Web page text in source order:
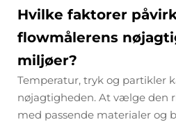
Hvilke faktorer
flowmålerens
miljøer?
Temperatur, tryk og partikler
nøjagtigheden. At vælge den
med passende materialer og